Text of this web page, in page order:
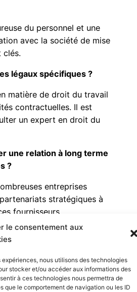
le consentement aux
expériences, nous utilisons des technologies
stocker et/ou accéder aux informations des
à ces technologies nous permettra de
que le comportement de navigation ou les ID
du personnel et une
avec la société de mise
clés.
légaux spécifiques ?
matière de droit du travail
contractuelles. Il est
un expert en droit du
une relation à long terme
?
entreprises
stratégiques à
fournisseurs.
à disposition du personnel
flexible et innovante
Si gérée
peut offrir un avantage
Toutefois, il est crucial